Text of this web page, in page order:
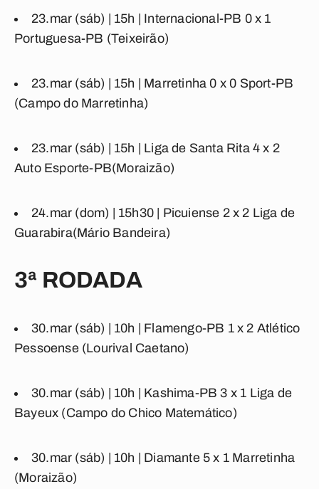
23.mar (sáb) | 15h | Internacional-PB 0x 1
Portuguesa-PB (Teixeirão)
23.mar (sáb) | 15h | Marretinha 0 x 0 Sport-PB
(Campo do Marretinha)
23.mar (sáb) | 15h | Liga de Santa Rita4x 2
Auto Esporte-PB(Moraizão)
24.mar (dom) | 15h30 | Picuiense 2x 2 Liga de
Guarabira(Mário Bandeira)
3ª RODADA
30.mar (sáb) | 10h | Flamengo-PB 1x 2 Atlético
Pessoense (Lourival Caetano)
30.mar (sáb) 10h | Kashima-PB 3 x 1 Liga de
Bayeux (Campo do Chico Matemático)
30.mar (sáb) | 10h | Diamante 5x 1 Marretinha
(Moraizão)